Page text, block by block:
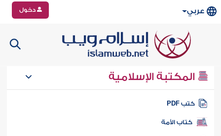
عربي دخول
المكتبة الإسلامية
كتب PDF